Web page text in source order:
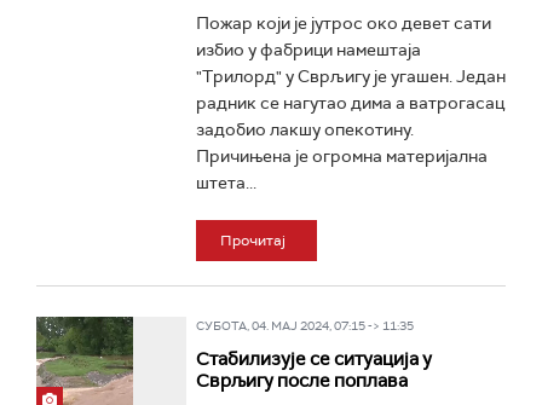
Пожар који је јутрос око девет сати
избио у фабрици намештаја
"Трилорд" у Сврљигу је угашен. Један
радник се нагутао дима а ватрогасац
задобио лакшу опекотину.
Причињена је огромна материјална
штета...
Прочитај
СУБОТА, 04. МАЈ 2024, 07:15 -> 11:35
Стабилизује се ситуација у
Сврљигу после поплава